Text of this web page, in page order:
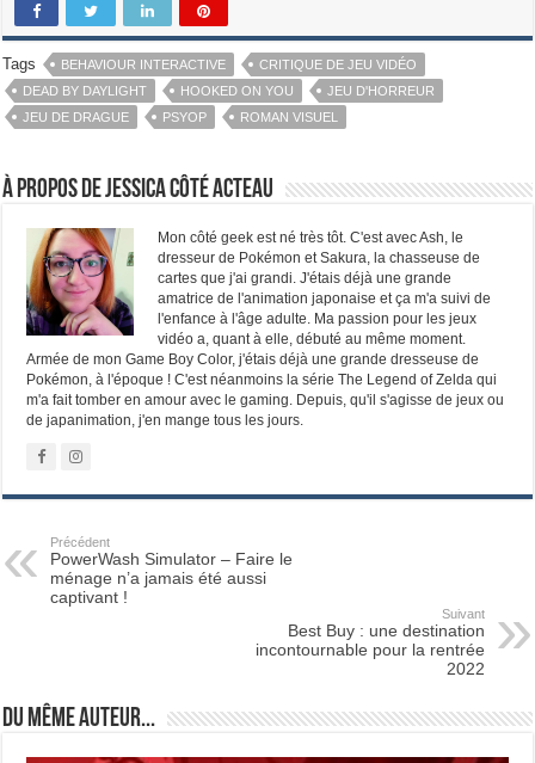
Tags BEHAVIOUR INTERACTIVE
CRITIQUE DE JEU VIDÉO
DEAD BY DAYLIGHT
HOOKED ON YOU
JEU D'HORREUR
JEU DE DRAGUE
PSYOP ROMAN VISUEL
À propos de Jessica Côté Acteau
Mon côté geek est né très tôt. C'est avec Ash, le
dresseur de Pokémon et Sakura, la chasseuse de
cartes que j'ai grandi. J'étais déjà une grande
amatrice de l'animation japonaise et ça m'a suivi de
l'enfance à l'âge adulte. Ma passion pour les jeux
vidéo a, quant à elle, débuté au même moment.
Armée de mon Game Boy Color, j'étais déjà une grande dresseuse de
Pokémon, à l'époque ! C'est néanmoins la série The Legend of Zelda qui
m'a fait tomber en amour avec le gaming. Depuis, qu'il s'agisse de jeux ou
de japanimation, j'en mange tous les jours.
Précédent
PowerWash Simulator – Faire le
ménage n’a jamais été aussi
captivant !
Suivant
Best Buy : une destination
incontournable pour la rentrée
2022
Du même auteur...